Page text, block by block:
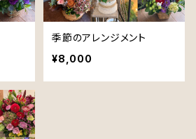
季節のアレンジメント
¥8,000